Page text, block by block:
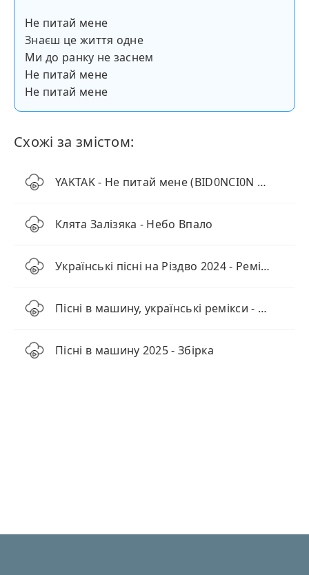
Не питай мене
Знаєш це життя одне
Ми до ранку не заснем
Не питай мене
Не питай мене
Схожі за змістом:
YAKTAK - Не питай мене (BID0NCI0N REMIX)
Клята Залізяка - Небо Впало
Українські пісні на Різдво 2024 - Ремікси
Пісні в машину, українські ремікси - ТОП 20
Пісні в машину 2025 - Збірка